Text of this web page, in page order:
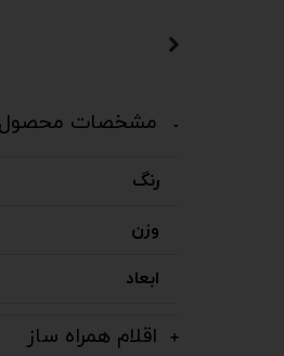
مشخصات محصول
رنگ
وزن
ابعاد
اقلام همراه ساز